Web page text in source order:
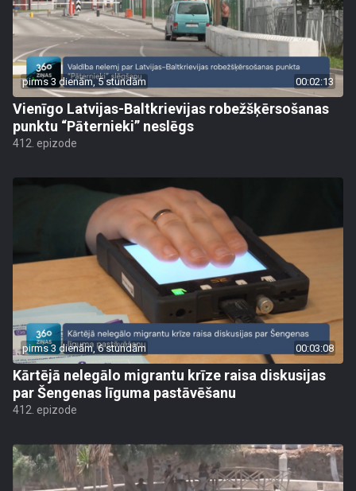
pirms 3 dienām, 5 stundām 00:02:13
Vienīgo Latvijas-Baltkrievijas robežšķērsošanas
punktu “Pāternieki” neslēgs
412. epizode
pirms 3 dienām, 6 stundām 00:03:08
Kārtējā nelegālo migrantu krīze raisa diskusijas
par Šengenas līguma pastāvēšanu
412. epizode